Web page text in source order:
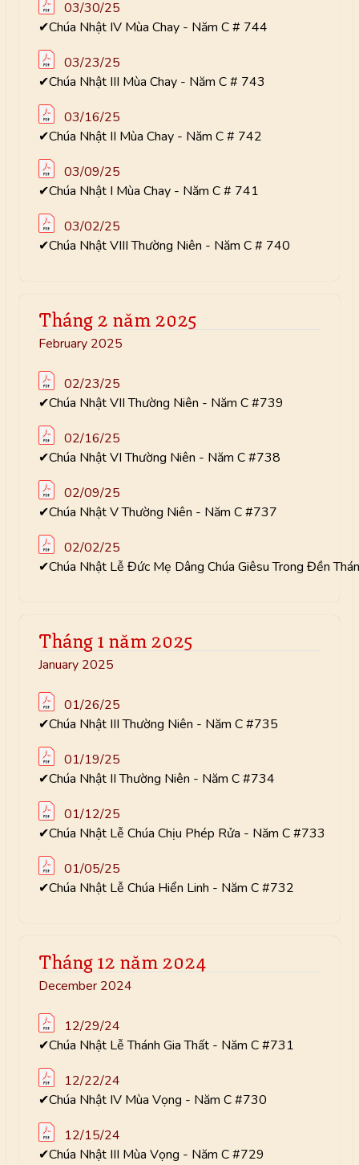
03/30/25
✔Chúa Nhật IV Mùa Chay - Năm C # 744
03/23/25
✔Chúa Nhật III Mùa Chay - Năm C # 743
03/16/25
✔Chúa Nhật II Mùa Chay - Năm C # 742
03/09/25
✔Chúa Nhật I Mùa Chay - Năm C # 741
03/02/25
✔Chúa Nhật VIII Thường Niên - Năm C # 740
Tháng 2 năm 2025
February 2025
02/23/25
✔Chúa Nhật VII Thường Niên - Năm C #739
02/16/25
✔Chúa Nhật VI Thường Niên - Năm C #738
02/09/25
✔Chúa Nhật V Thường Niên - Năm C #737
02/02/25
✔Chúa Nhật Lễ Đức Mẹ Dâng Chúa Giêsu Trong Đền
Tháng 1 năm 2025
January 2025
01/26/25
✔Chúa Nhật III Thường Niên - Năm C #735
01/19/25
✔Chúa Nhật II Thường Niên - Năm C #734
01/12/25
✔Chúa Nhật Lễ Chúa Chịu Phép Rửa - Năm C #733
01/05/25
✔Chúa Nhật Lễ Chúa Hiển Linh - Năm C #732
Tháng 12 năm 2024
December 2024
12/29/24
✔Chúa Nhật Lễ Thánh Gia Thất - Năm C #731
12/22/24
✔Chúa Nhật IV Mùa Vọng - Năm C #730
12/15/24
✔Chúa Nhật III Mùa Vọng - Năm C #729